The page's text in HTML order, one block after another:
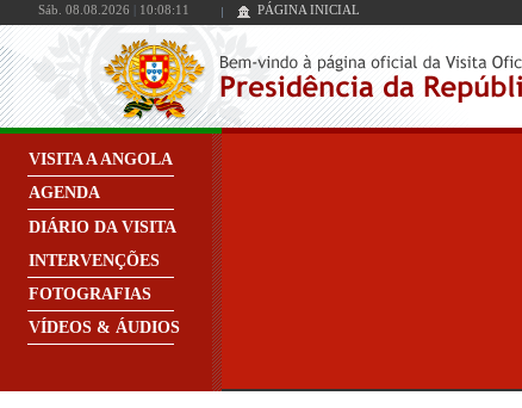
Sáb. 08.08.2026 | 10:08:11 PÁGINA INICIAL
VISITA A ANGOLA
AGENDA
DIÁRIO DA VISITA
INTERVENÇÕES
FOTOGRAFIAS
VÍDEOS & ÁUDIOS